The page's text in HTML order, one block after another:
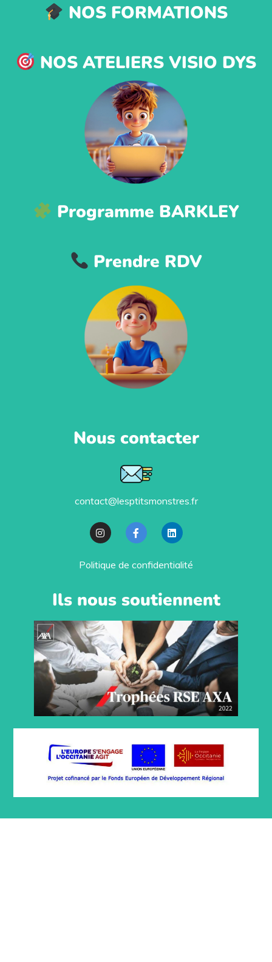
NOS FORMATIONS
NOS ATELIERS VISIO DYS
Programme BARKLEY
Prendre RDV
Nous contacter
contact@lesptitsmonstres.fr
Politique de confidentialité
Ils nous soutiennent